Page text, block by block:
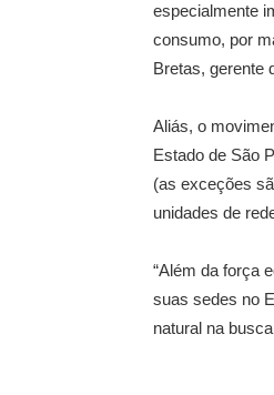
especialmente
consumo, por
Bretas, gerente
Aliás, o
Estado de São
(as exceções
unidades de
“Além da força
suas sedes no
natural na